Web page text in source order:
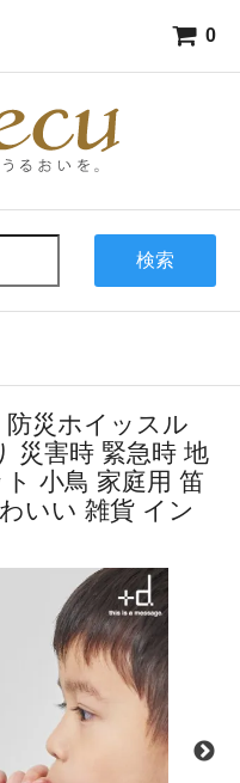
0
検索
災ホイッスル
災害時 緊急時 地
小鳥 家庭用 笛
いい 雑貨 イン